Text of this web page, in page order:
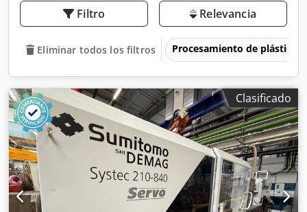
Filtro Relevancia
Eliminar todos los filtros Procesamiento de plásticos
Clasificado